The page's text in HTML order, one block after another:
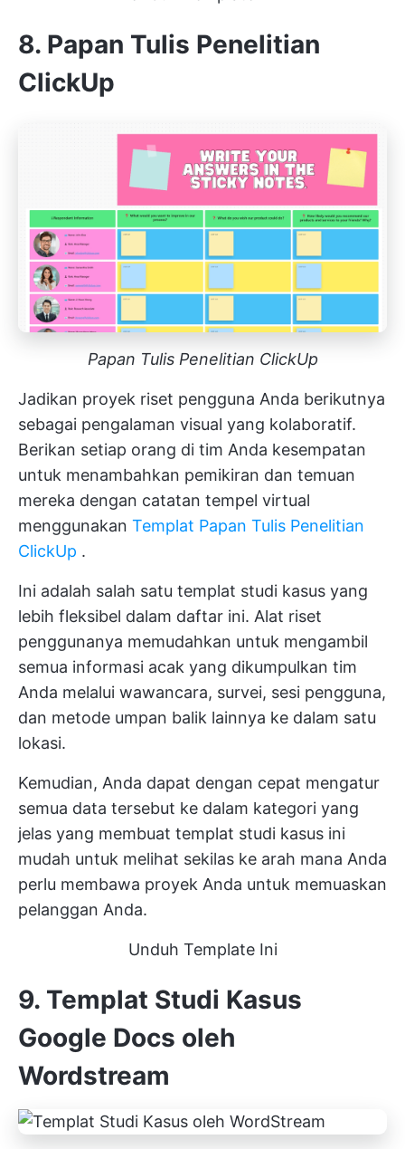
8. Papan Tulis Penelitian
ClickUp
Papan Tulis Penelitian ClickUp
Jadikan proyek riset pengguna Anda berikutnya
sebagai pengalaman visual yang kolaboratif.
Berikan setiap orang di tim Anda kesempatan
untuk menambahkan pemikiran dan temuan
mereka dengan catatan tempel virtual
menggunakan Templat Papan Tulis Penelitian
ClickUp .
Ini adalah salah satu templat studi kasus yang
lebih fleksibel dalam daftar ini. Alat riset
penggunanya memudahkan untuk mengambil
semua informasi acak yang dikumpulkan tim
Anda melalui wawancara, survei, sesi pengguna,
dan metode umpan balik lainnya ke dalam satu
lokasi.
Kemudian, Anda dapat dengan cepat mengatur
semua data tersebut ke dalam kategori yang
jelas yang membuat templat studi kasus ini
mudah untuk melihat sekilas ke arah mana Anda
perlu membawa proyek Anda untuk memuaskan
pelanggan Anda.
Unduh Template Ini
9. Templat Studi Kasus
Google Docs oleh
Wordstream